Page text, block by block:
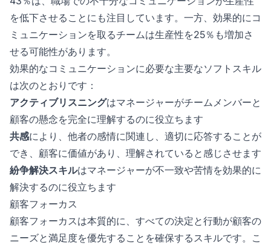
を低下させることにも注目しています。一方、効果的にコ
ミュニケーションを取るチームは生産性を25％も増加さ
せる可能性があります。
効果的なコミュニケーションに必要な主要なソフトスキル
は次のとおりです：
アクティブリスニングはマネージャーがチームメンバーと
顧客の懸念を完全に理解するのに役立ちます
共感により、他者の感情に関連し、適切に応答することが
でき、顧客に価値があり、理解されていると感じさせます
紛争解決スキルはマネージャーが不一致や苦情を効果的に
解決するのに役立ちます
顧客フォーカス
顧客フォーカスは本質的に、すべての決定と行動が顧客の
ニーズと満足度を優先することを確保するスキルです。こ